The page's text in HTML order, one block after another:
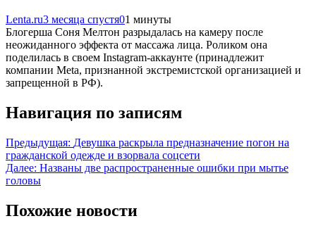
Lenta.ru3 месяца спустя01 минуты
Блогерша Соня Мелтон разрыдалась на камеру после
неожиданного эффекта от массажа лица. Роликом она
поделилась в своем Instagram-аккаунте (принадлежит
компании Meta, признанной экстремистской организацией и
запрещенной в РФ).
Навигация по записям
Предыдущая: Девушка раскрыла предназначение погон на
гражданской одежде и взорвала соцсети
Далее: Названы две распространенные ошибки при мытье
головы
Похожие новости